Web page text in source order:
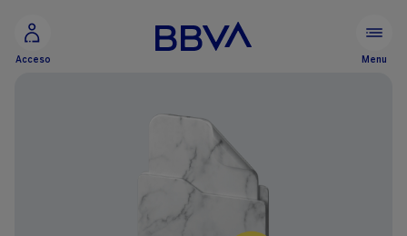
Acceso Menu